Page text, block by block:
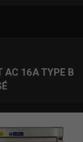
AC 16A TYPE B